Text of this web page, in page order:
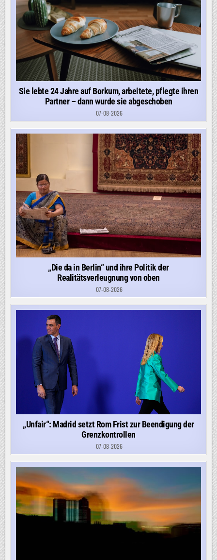
Sie lebte 24 Jahre auf Borkum, arbeitete, pflegte ihren
Partner – dann wurde sie abgeschoben
07-08-2026
„Die da in Berlin“ und ihre Politik der
Realitätsverleugnung von oben
07-08-2026
„Unfair“: Madrid setzt Rom Frist zur Beendigung der
Grenzkontrollen
07-08-2026